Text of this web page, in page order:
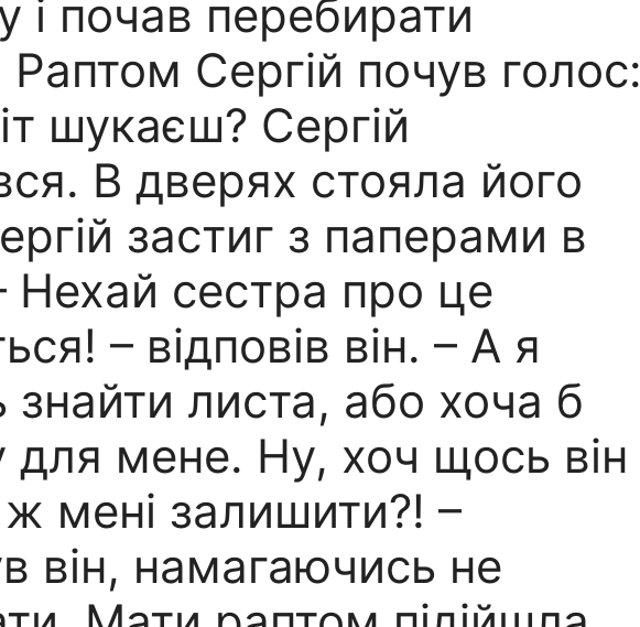
і почав перебирати
Сергій почув голос:
шукаєш? Сергій
В дверях стояла його
застиг з паперами в
Нехай сестра про це
– відповів він. – А я
знайти листа, або хоча б
для мене. Ну, хоч щось він
мені залишити?! –
він, намагаючись не